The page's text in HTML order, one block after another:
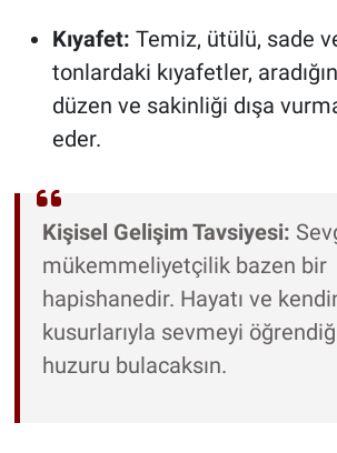
Kıyafet: Temiz, ütülü, sade
tonlardaki kıyafetler,
düzen ve sakinliği dışa
eder.
Kişisel Gelişim Tavsiyesi:
mükemmeliyetçilik bazen bir
hapishanedir. Hayatı ve
kusurlarıyla sevmeyi
huzuru bulacaksın.